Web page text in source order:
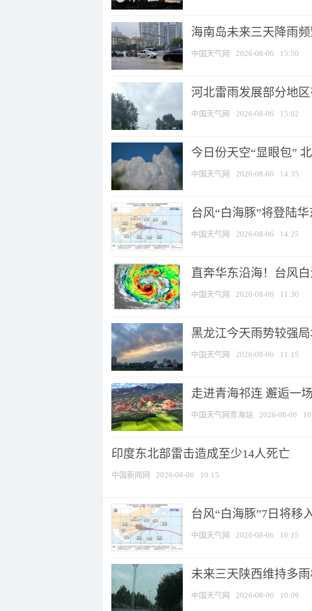
海南岛未来三天降雨
中国天气网 2026-08-06 15:50
河北雷雨发展部分地
中国天气网 2026-08-06 15:02
今日份天空“显眼包”
中国天气网 2026-08-06 14:35
台风“白海豚”将登陆
中国天气网 2026-08-06 14:25
直奔华东沿海！台风
中国天气网 2026-08-06 11:30
黑龙江今天雨势较强
中国天气网 2026-08-06 11:15
走进青海祁连 邂逅一
中国天气网青海站 2026-08-06
印度东北部雷击造成至少14人死亡
中国新闻网 2026-08-06 10:15
台风“白海豚”7日将移
中国天气网 2026-08-06 10:15
未来三天陕西维持多
中国天气网 2026-08-06 10:09